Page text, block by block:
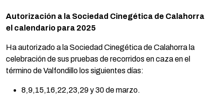
Autorización a la Sociedad Cinegética de Calahorra
el calendario para 2025
Ha autorizado a la Sociedad Cinegética de Calahorra la
celebración de sus pruebas de recorridos en caza en el
término de Valfondillo los siguientes días:
8,9,15,16,22,23,29 y 30 de marzo.